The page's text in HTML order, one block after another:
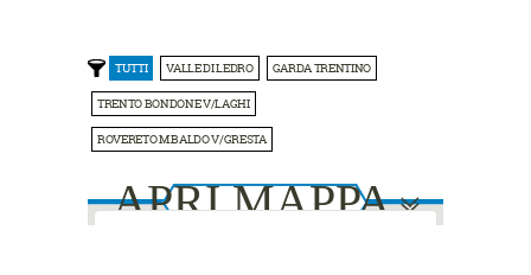
TUTTI VALLE DI LEDRO GARDA TRENTINO
TRENTO BONDONE V/LAGHI
ROVERETO M.BALDO V/GRESTA
APRI MAPPA